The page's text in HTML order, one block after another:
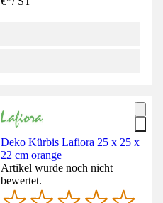
Deko Kürbis Lafiora 25 x 25 x
22 cm orange
Artikel wurde noch nicht
bewertet.